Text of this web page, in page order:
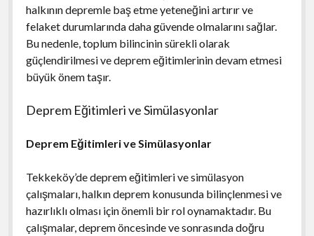
halkının depremle baş etme yeteneğini artırır ve
felaket durumlarında daha güvende olmalarını sağlar.
Bu nedenle, toplum bilincinin sürekli olarak
güçlendirilmesi ve deprem eğitimlerinin devam etmesi
büyük önem taşır.
Deprem Eğitimleri ve Simülasyonlar
Deprem Eğitimleri ve Simülasyonlar
Tekkeköy’de deprem eğitimleri ve simülasyon
çalışmaları, halkın deprem konusunda bilinçlenmesi ve
hazırlıklı olması için önemli bir rol oynamaktadır. Bu
çalışmalar, deprem öncesinde ve sonrasında doğru